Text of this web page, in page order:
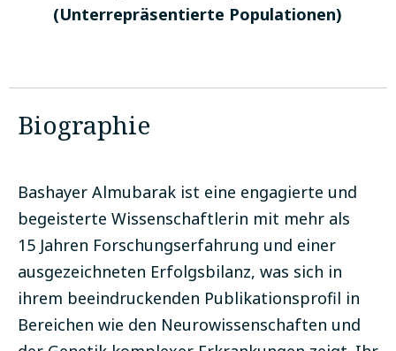
(Unterrepräsentierte Populationen)
Biographie
Bashayer Almubarak ist eine engagierte und
begeisterte Wissenschaftlerin mit mehr als
15 Jahren Forschungserfahrung und einer
ausgezeichneten Erfolgsbilanz, was sich in
ihrem beeindruckenden Publikationsprofil in
Bereichen wie den Neurowissenschaften und